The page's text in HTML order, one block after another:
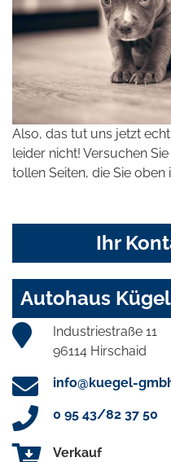
Also, das tut uns jetzt
leider nicht! Versuchen
tollen Seiten, die Sie
Ihr
Autohaus Kügel
Industriestraße 11
96114 Hirschaid
info@kuegel-
0 95 43/82 37 50
Verkauf